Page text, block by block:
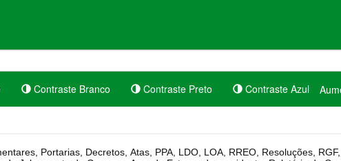
Contraste Branco Contraste Preto Contraste Azul